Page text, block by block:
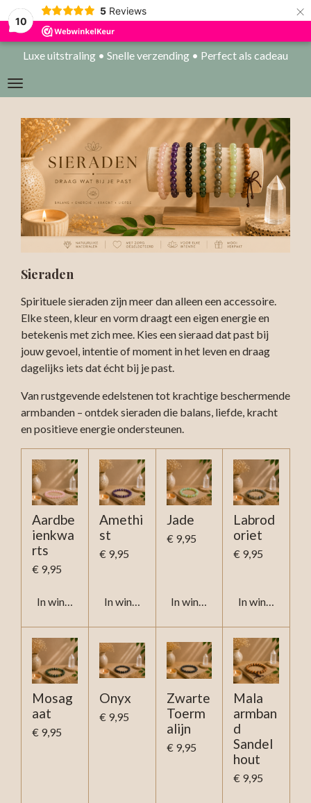
10
5 Reviews ×
Luxe uitstraling • Snelle verzending • Perfect als cadeau
Sieraden
Spirituele sieraden zijn meer dan alleen een accessoire.
Elke steen, kleur en vorm draagt een eigen energie en
betekenis met zich mee. Kies een sieraad dat past bij
jouw gevoel, intentie of moment in het leven en draag
dagelijks iets dat écht bij je past.
Van rustgevende edelstenen tot krachtige beschermende
armbanden – ontdek sieraden die balans, liefde, kracht
en positieve energie ondersteunen.
Aardbe
ienkwa
rts
€ 9,95
In winkelwagen
Amethi
st
€ 9,95
In winkelwagen
Jade
€ 9,95
In winkelwagen
Labrod
oriet
€ 9,95
In
Mosag
aat
€ 9,95
Onyx
€ 9,95
Zwarte
Toerm
alijn
€ 9,95
Mala
armban
d
Sandel
hout
€ 9,95